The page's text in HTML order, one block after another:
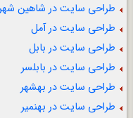
طراحی سایت در شاهین
طراحی سایت در آمل
طراحی سایت در بابل
طراحی سایت در بابلسر
طراحی سایت در بهشهر
طراحی سایت در بهنمیر